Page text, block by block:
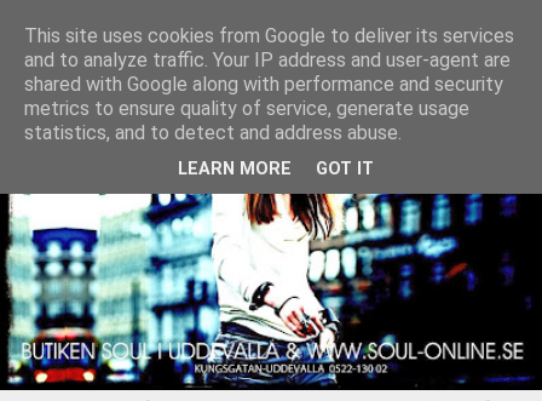
This site uses cookies from Google to deliver its services
and to analyze traffic. Your IP address and user-agent are
shared with Google along with performance and security
metrics to ensure quality of service, generate usage
statistics, and to detect and address abuse.
LEARN MORE GOT IT